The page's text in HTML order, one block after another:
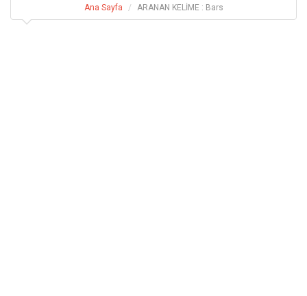
Ana Sayfa ARANAN KELİME : Bars